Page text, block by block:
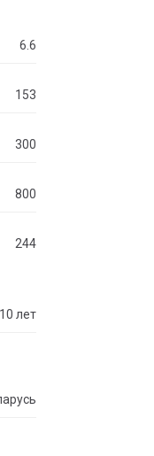
6.6
153
300
800
244
10 лет